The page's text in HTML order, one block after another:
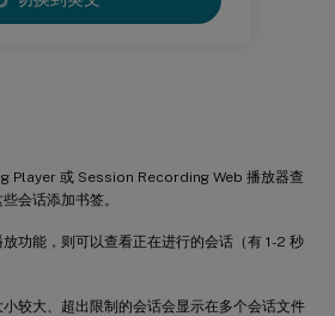
Player 或 Session Recording Web 播放器查
会话添加书签。
功能，则可以查看正在进行的会话（有 1-2 秒
较大、超出限制的会话会显示在多个会话文件